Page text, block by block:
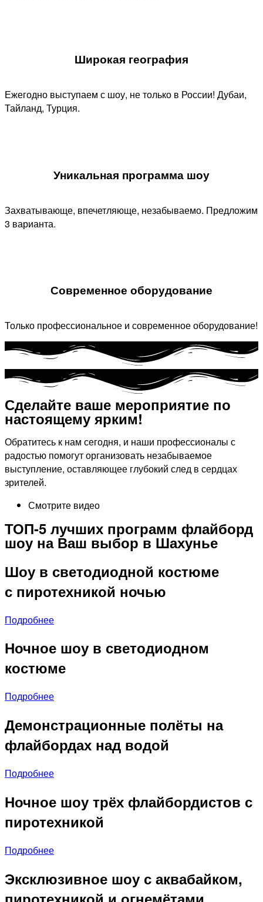
Широкая география
Ежегодно выступаем с шоу, не только в России! Дубаи,
Тайланд, Турция.
Уникальная программа шоу​
Захватывающе, впечетляюще, незабываемо. Предложим
3 варианта.
Современное оборудование
Только профессиональное и современное оборудование!
Сделайте ваше мероприятие по
настоящему ярким!​
Обратитесь к нам сегодня, и наши профессионалы с
радостью помогут организовать незабываемое
выступление, оставляющее глубокий след в сердцах
зрителей.
Смотрите видео
ТОП-5 лучших программ флайборд
шоу на Ваш выбор в Шахунье
Шоу в светодиодной костюме
с пиротехникой ночью
Подробнее
Ночное шоу в светодиодном
костюме
Подробнее
Демонстрационные полёты на
флайбордах над водой
Подробнее
Ночное шоу трёх флайбордистов с
пиротехникой
Подробнее
Эксклюзивное шоу с аквабайком,